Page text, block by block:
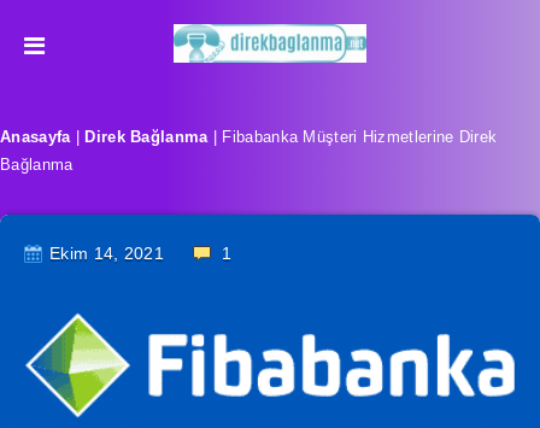
Anasayfa| Direk Bağlanma|
Fibabanka Müşteri Hizmetlerine Direk
Bağlanma
Ekim 14, 2021 1